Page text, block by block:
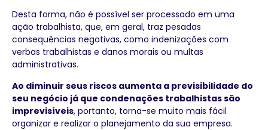
Desta forma, não é possível ser processado em uma
ação trabalhista, que, em geral, traz pesadas
consequências negativas, como indenizações com
verbas trabalhistas e danos morais ou multas
administrativas.
Ao diminuir seus riscos aumenta a previsibilidade do
seu negócio já que condenações trabalhistas são
imprevisíveis, portanto, torna-se muito mais fácil
organizar e realizar o planejamento da sua empresa.